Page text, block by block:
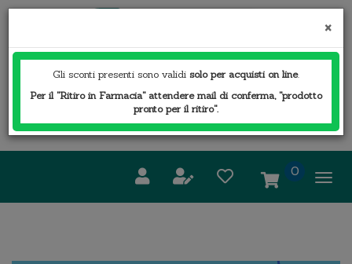
Passa
principale
SCROFA
S.A.S.
Cerca
0prodotti
inseriti
×
Gli sconti presenti sono validi solo per acquisti on line.
Per il "Ritiro in Farmacia" attendere mail di conferma, "prodotto
pronto per il ritiro".